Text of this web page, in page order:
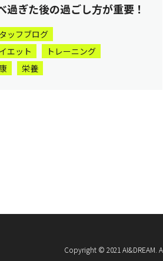
過ぎた後の過ごし方が重要！
ッフブログ
エット
トレーニング
栄養
Copyright © 2021 AI&DREAM.